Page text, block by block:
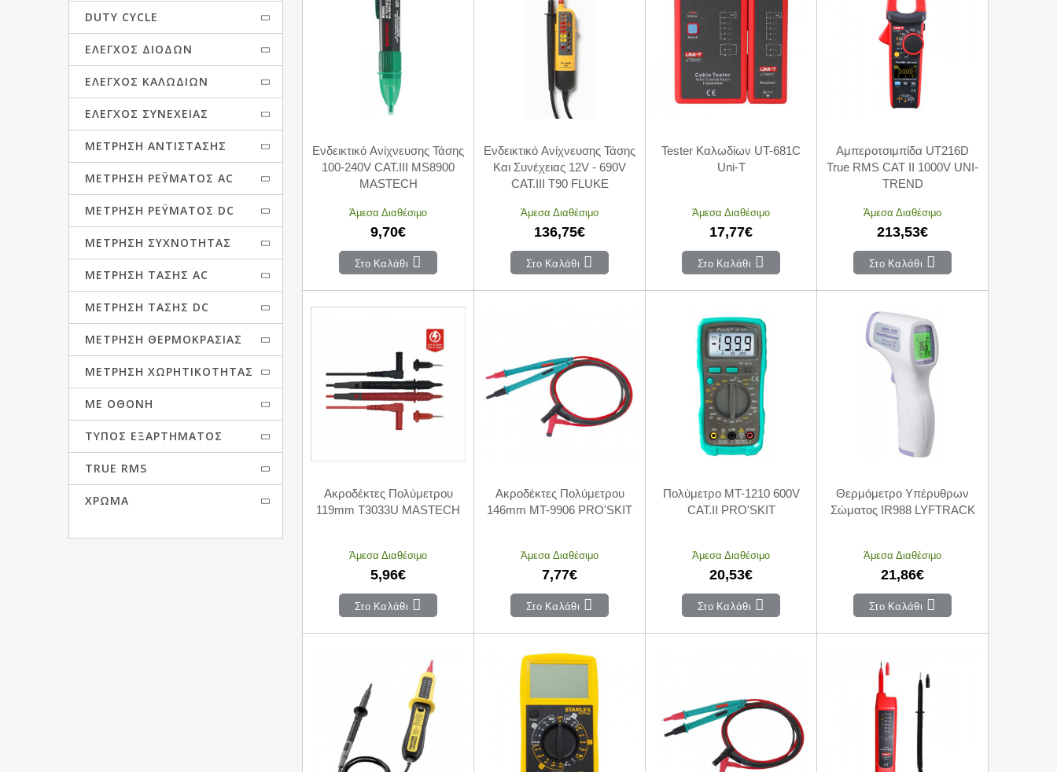
DUTY CYCLE
ΈΛΕΓΧΟΣ ΔΙΟΔΩΝ
ΕΛΈΓΧΟΣ ΚΑΛΩΔΊΩΝ
ΈΛΕΓΧΟΣ ΣΥΝΈΧΕΙΑΣ
ΜΈΤΡΗΣΗ ΑΝΤΊΣΤΑΣΗΣ
ΜΈΤΡΗΣΗ ΡΈΥΜΑΤΟΣ AC
ΜΈΤΡΗΣΗ ΡΈΥΜΑΤΟΣ DC
ΜΈΤΡΗΣΗ ΣΥΧΝΌΤΗΤΑΣ
ΜΈΤΡΗΣΗ ΤΆΣΗΣ AC
ΜΈΤΡΗΣΗ ΤΆΣΗΣ DC
ΜΈΤΡΗΣΗ ΘΕΡΜΟΚΡΑΣΊΑΣ
ΜΈΤΡΗΣΗ ΧΩΡΗΤΙΚΌΤΗΤΑΣ
ΜΕ ΟΘΌΝΗ
ΤΎΠΟΣ ΕΞΑΡΤΉΜΑΤΟΣ
TRUE RMS
ΧΡΏΜΑ
Ενδεικτικό Ανίχνευσης Τάσης
100-240V CAT.III MS8900
MASTECH
Άμεσα Διαθέσιμο
9,70€
Στο Καλάθι
Ενδεικτικό Ανίχνευσης Τάσης
Και Συνέχειας 12V - 690V
CAT.III T90 FLUKE
Άμεσα Διαθέσιμο
136,75€
Στο Καλάθι
Tester Καλωδίων UT-681C
Uni-T
Άμεσα Διαθέσιμο
17,77€
Στο Καλάθι
Αμπεροτσιμπίδα UT216D
True RMS CAT II 1000V UNI-
TREND
Άμεσα Διαθέσιμο
213,53€
Στο Καλάθι
Ακροδέκτες Πολύμετρου
119mm T3033U MASTECH
Άμεσα Διαθέσιμο
5,96€
Στο Καλάθι
Ακροδέκτες Πολύμετρου
146mm MT-9906 PRO'SKIT
Άμεσα Διαθέσιμο
7,77€
Στο Καλάθι
Πολύμετρο MT-1210 600V
CAT.II PRO'SKIT
Άμεσα Διαθέσιμο
20,53€
Στο Καλάθι
Θερμόμετρο Υπέρυθρων
Σώματος IR988 LYFTRACK
Άμεσα Διαθέσιμο
21,86€
Στο Καλάθι